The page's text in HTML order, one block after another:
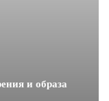
и образа